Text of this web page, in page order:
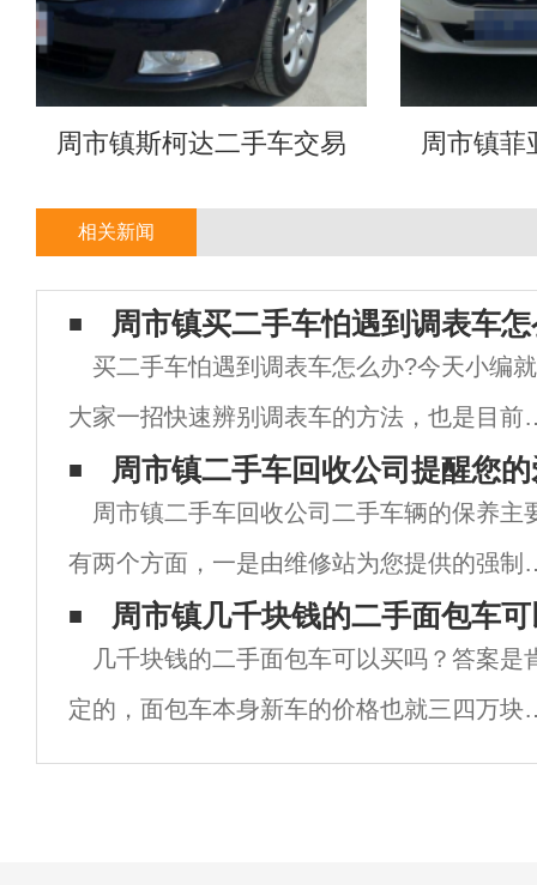
周市镇斯柯达二手车交易 周市镇菲
相关新闻
周市镇买二手车怕遇到调表车
买二手车怕遇到调表车怎么办?今天小编
大家一招快速辨别调表车的方法，也是目前
二手车市场上最靠谱的方法，同时也是很多
二手车的朋友都在用的方法，你知道是什么
法吗？小编也不卖关子了，下面就来告诉大
周市镇二手车回收公司提醒您
周市镇二手车回收公司二手车辆的保养主
有两个方面，一是由维修站为您提供的强制
养。另一方面就是二手车主自己作的一些日
保养。二手车辆的正常保养关系到二手车辆
使用寿命和司机乘客的安全。若保养或使用
当会
周市镇几千块钱的二手面包车
几千块钱的二手面包车可以买吗？答案是
定的，面包车本身新车的价格也就三四万块
所以二手车自然也就不会太贵，几千块钱肯